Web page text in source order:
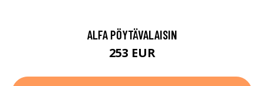
ALFA PÖYTÄVALAISIN
253 EUR